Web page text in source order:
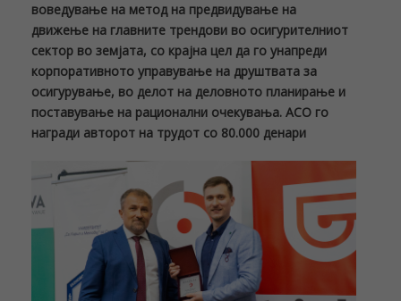
воведување на метод на предвидување на
движење на главните трендови во осигурителниот
сектор во земјата, со крајна цел да го унапреди
корпоративното управување на друштвата за
осигурување, во делот на деловното планирање и
поставување на рационални очекувања. АСО го
награди авторот на трудот со 80.000 денари